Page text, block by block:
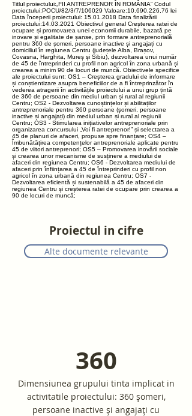
Titlul proiectului:„FII ANTREPRENOR ÎN ROMÂNIA” Codul
proiectului:POCU/82/3/7/106029 Valoare:10.690.226,76 lei
Data începerii proiectului: 15.01.2018 Data finalizării
proiectului:14.03.2021 Obiectivul general Creșterea ratei de
ocupare și promovarea unei economii durabile, bazată pe
inovare și egalitate de șanse, prin formare antreprenorială
pentru 360 de șomeri, persoane inactive și angajați cu
domiciliul în regiunea Centru (județele Alba, Brașov,
Covasna, Harghita, Mureș și Sibiu), dezvoltarea unui număr
de 45 de întreprinderi cu profil non agricol în zona urbană și
crearea a minim 90 de locuri de muncă. Obiectivele specifice
ale proiectului sunt: OS1 – Creșterea gradului de informare
și conștientizare asupra beneficiilor de a fi întreprinzător în
vederea atragerii în activitățile proiectului a unui grup țintă
de 360 de persoane din mediul urban și rural al regiunii
Centru; OS2 - Dezvoltarea cunoștințelor și abilitaților
antreprenoriale pentru 360 persoane (șomeri, persoane
inactive și angajați) din mediul urban și rural al regiunii
Centru; OS3 - Stimularea inițiativelor antreprenoriale prin
organizarea concursului „Voi fi antreprenor!” și selectarea a
45 de planuri de afaceri, propuse spre finanțare; OS4 –
Îmbunătățirea competențelor antreprenoriale aplicate pentru
45 de viitori antreprenori; OS5 – Promovarea inovării sociale
și crearea unor mecanisme de susținere a mediului de
afaceri din regiunea Centru; OS6 - Dezvoltarea mediului de
afaceri prin înființarea a 45 de întreprinderi cu profil non
agricol în zona urbană din regiunea Centru; OS7 -
Dezvoltarea eficientă și sustenabilă a 45 de afaceri din
regiunea Centru și creșterea ratei de ocupare prin crearea a
90 de locuri de muncă;
Proiectul in cifre
Alte documente relevante
360
Dimensiunea grupului tinta implicat in
activitatile proiectului: 360 șomeri,
persoane inactive și angajați cu